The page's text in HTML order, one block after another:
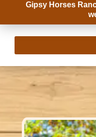
springen
Gipsy Horses